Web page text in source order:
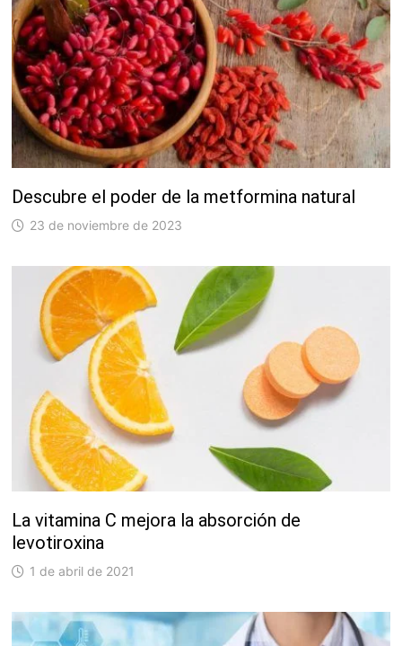
Descubre el poder de la metformina natural
23 de noviembre de 2023
La vitamina C mejora la absorción de
levotiroxina
1 de abril de 2021